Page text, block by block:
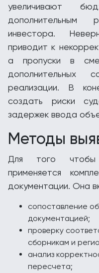
увеличивают
инвестора.
приводит к
а пропуски в
дополнительных
реализации. В
создать риски
задержек ввода
Методы
Для того чтобы
применяется
документации. Она
сопоставление
документацией;
проверку
сборникам и
анализ
пересчета;